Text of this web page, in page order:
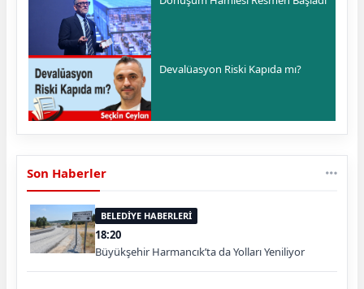
Devalüasyon Riski Kapıda mı?
Son Haberler
BELEDİYE HABERLERİ
18:20
Büyükşehir Harmancık’ta da Yolları Yeniliyor